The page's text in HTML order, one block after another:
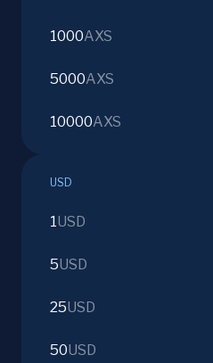
1000AXS
5000AXS
10000AXS
USD
1USD
5USD
25USD
50USD